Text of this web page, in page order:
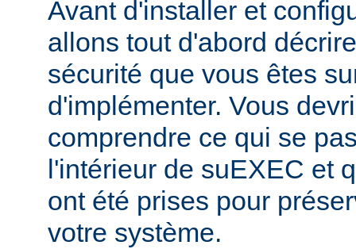
Avant d'installer et
allons tout d'abord
sécurité que vous êtes
d'implémenter. Vous
comprendre ce qui se
l'intérieur de suEXEC et
ont été prises pour
votre système.